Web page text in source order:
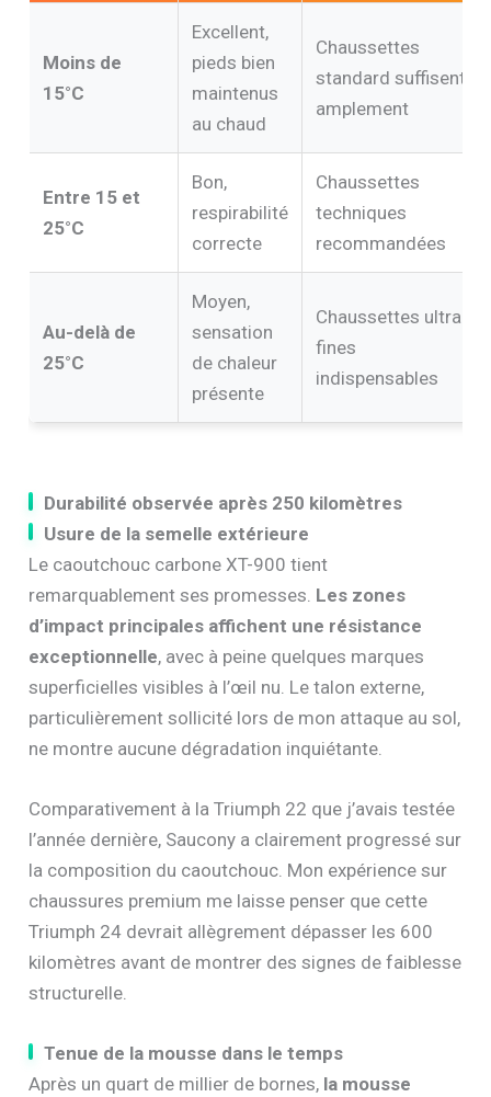
Moins de
15°C
Excellent,
pieds bien
maintenus
au chaud
Chaussettes
standard suffisent
amplement
Entre 15 et
25°C
Bon,
respirabilité
correcte
Chaussettes
techniques
recommandées
Au-delà de
25°C
Moyen,
sensation
de chaleur
présente
Chaussettes ultra-
fines
indispensables
Durabilité observée après 250 kilomètres
Usure de la semelle extérieure
Le caoutchouc carbone XT-900 tient
remarquablement ses promesses. Les zones
d’impact principales affichent une résistance
exceptionnelle, avec à peine quelques marques
superficielles visibles à l’œil nu. Le talon externe,
particulièrement sollicité lors de mon attaque au sol,
ne montre aucune dégradation inquiétante.
Comparativement à la Triumph 22 que j’avais testée
l’année dernière, Saucony a clairement progressé sur
la composition du caoutchouc. Mon expérience sur
chaussures premium me laisse penser que cette
Triumph 24 devrait allègrement dépasser les 600
kilomètres avant de montrer des signes de faiblesse
structurelle.
Tenue de la mousse dans le temps
Après un quart de millier de bornes, la mousse